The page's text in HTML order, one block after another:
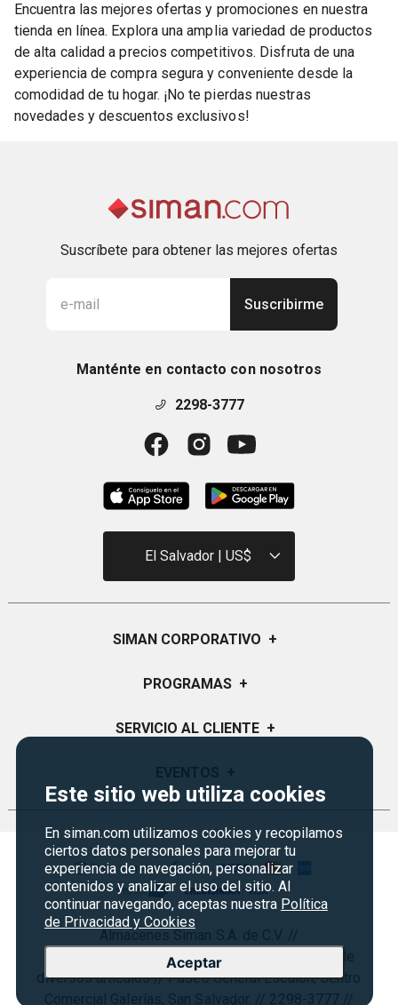
Este sitio web utiliza cookies
En siman.com utilizamos cookies y recopilamos
ciertos datos personales para mejorar tu
experiencia de navegación, personalizar
contenidos y analizar el uso del sitio. Al
continuar navegando, aceptas nuestra Política
de Privacidad y Cookies
Aceptar
Encuentra las mejores ofertas y promociones en nuestra
tienda en línea. Explora una amplia variedad de productos
de alta calidad a precios competitivos. Disfruta de una
experiencia de compra segura y conveniente desde la
comodidad de tu hogar. ¡No te pierdas nuestras
novedades y descuentos exclusivos!
Suscríbete para obtener las mejores ofertas
Suscribirme
Manténte en contacto con nosotros
2298-3777
El Salvador | US$
SIMAN CORPORATIVO +
Quiénes Somos
Historia
Servicios
PROGRAMAS +
Certificados de Regalo
Siman PRO
Marketplace
Vende en Marketplace
SERVICIO AL CLIENTE +
Política de devoluciones y garantias
Contáctenos
Seguridad del sitio
Política de Privacidad
Condiciones ofertas
Derecho de Retracto
Condiciones de uso
Rebajas
Cyber Monday
Agosto es diversión
Almacenes Siman S.A. de C.V. //
NIT: 0614–170266–001-3 // Almacenes venta de
diversos artículos // Paseo General Escalón, Centro